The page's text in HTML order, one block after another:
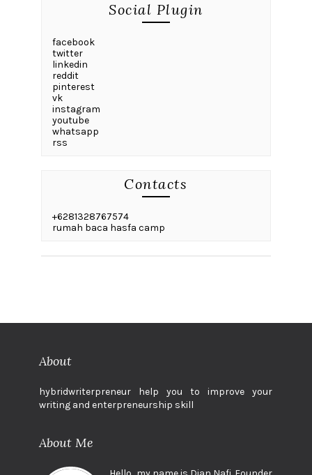
Social Plugin
facebook
twitter
linkedin
reddit
pinterest
vk
instagram
youtube
whatsapp
rss
Contacts
+6281328767574
rumah baca hasfa camp
About
hybridwriterpreneur help you to improve your
writing and enterpreneurship skill
About Me